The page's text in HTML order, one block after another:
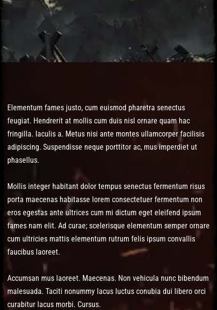
Post has published bycemmariagrever@gmail.com
January 27, 2017
January 27, 2017
Elementum fames justo, cum euismod pharetra senectus
feugiat. Hendrerit at mollis cum duis nisl ornare quam hac
fringilla. Iaculis a. Metus nisi ante montes ullamcorper facilisis
adipiscing. Suspendisse neque porttitor ac, mus imperdiet ut
phasellus.
Mollis integer habitant dolor tempus senectus fermentum risus
porta maecenas habitasse lorem consectetuer fermentum non
eros egestas ante ultrices cum mi dictum eget eleifend ipsum
fames nam elit. Ad curae; scelerisque elementum semper ornare
cum ultricies mattis elementum rutrum felis ipsum convallis
faucibus laoreet.
Accumsan mus laoreet. Maecenas. Non vehicula nunc bibendum
malesuada. Taciti nonummy lacus luctus conubia dui libero orci
curabitur lacus morbi. Cursus.